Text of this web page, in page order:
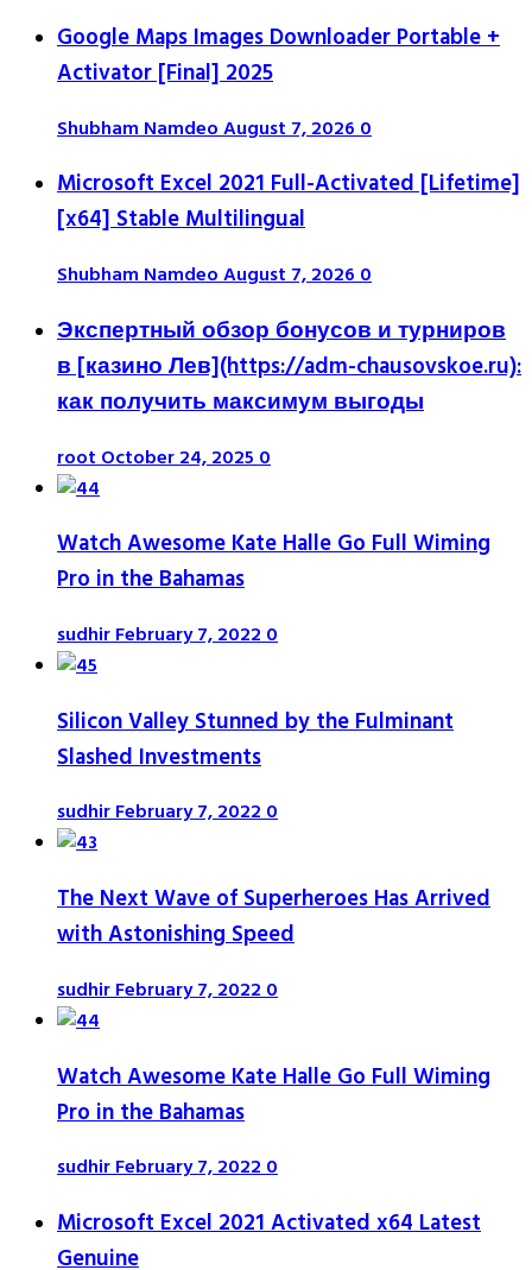
Google Maps Images Downloader Portable +
Activator [Final] 2025
Shubham NamdeoAugust 7, 20260
Microsoft Excel 2021 Full-Activated [Lifetime]
[x64] Stable Multilingual
Shubham NamdeoAugust 7, 20260
Экспертный обзор бонусов и турниров
в [казино Лев](https://adm-chausovskoe.ru):
как получить максимум выгоды
rootOctober 24, 20250
Watch Awesome Kate Halle Go Full Wiming
Pro in the Bahamas
sudhirFebruary 7, 20220
Silicon Valley Stunned by the Fulminant
Slashed Investments
sudhirFebruary 7, 20220
The Next Wave of Superheroes Has Arrived
with Astonishing Speed
sudhirFebruary 7, 20220
Watch Awesome Kate Halle Go Full Wiming
Pro in the Bahamas
sudhirFebruary 7, 20220
Microsoft Excel 2021 Activated x64 Latest
Genuine